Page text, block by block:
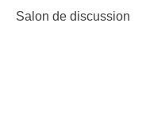
Salon de discussion